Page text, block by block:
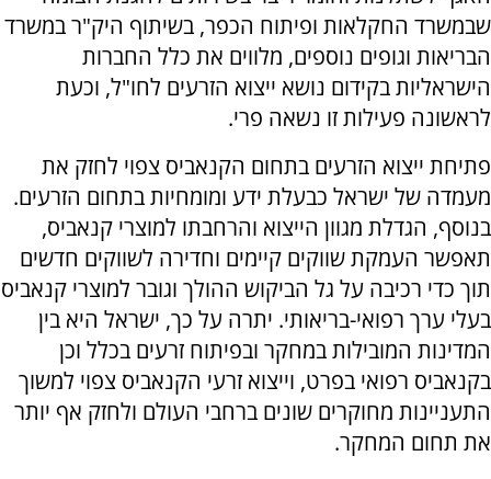
שבמשרד החקלאות ופיתוח הכפר, בשיתוף היק"ר במשרד
הבריאות וגופים נוספים, מלווים את כלל החברות
הישראליות בקידום נושא ייצוא הזרעים לחו"ל, וכעת
לראשונה פעילות זו נשאה פרי.
פתיחת ייצוא הזרעים בתחום הקנאביס צפוי לחזק את
מעמדה של ישראל כבעלת ידע ומומחיות בתחום הזרעים.
בנוסף, הגדלת מגוון הייצוא והרחבתו למוצרי קנאביס,
תאפשר העמקת שווקים קיימים וחדירה לשווקים חדשים
תוך כדי רכיבה על גל הביקוש ההולך וגובר למוצרי קנאביס
בעלי ערך רפואי-בריאותי. יתרה על כך, ישראל היא בין
המדינות המובילות במחקר ובפיתוח זרעים בכלל וכן
בקנאביס רפואי בפרט, וייצוא זרעי הקנאביס צפוי למשוך
התעניינות מחוקרים שונים ברחבי העולם ולחזק אף יותר
את תחום המחקר.